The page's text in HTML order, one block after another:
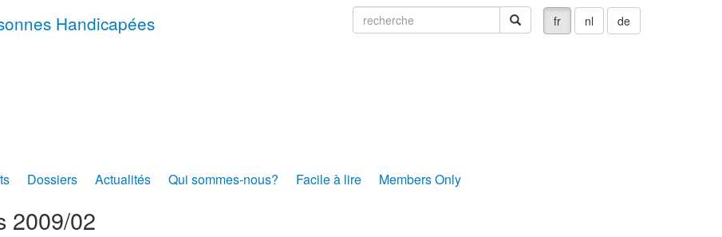
fr nl de
recherche recherche
Handicapées
Dossiers Actualités Qui sommes-nous? Facile à lire Members Only
2009/02